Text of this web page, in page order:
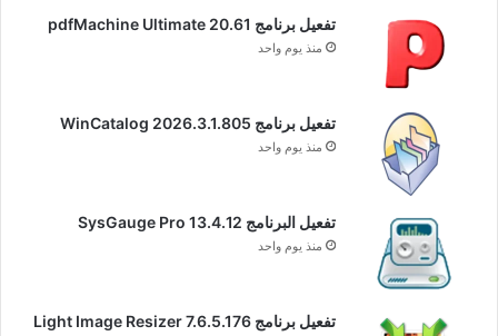
تفعيل برنامج pdfMachine Ultimate 20.61
منذ يوم واحد
تفعيل برنامج WinCatalog 2026.3.1.805
منذ يوم واحد
تفعيل البرنامج 13.4.12 SysGauge Pro
منذ يوم واحد
تفعيل برنامج Light Image Resizer 7.6.5.176